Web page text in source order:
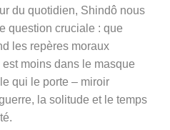
du quotidien, Shindô nous
question cruciale : que
les repères moraux
moins dans le masque
qui le porte – miroir
la solitude et le temps